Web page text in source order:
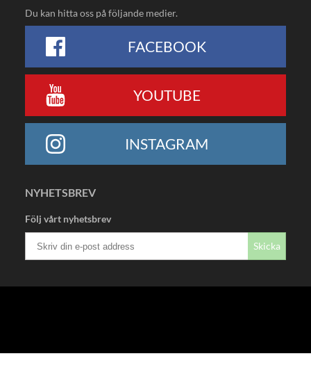
Du kan hitta oss på följande medier.
FACEBOOK
YOUTUBE
INSTAGRAM
NYHETSBREV
Följ vårt nyhetsbrev
Skicka